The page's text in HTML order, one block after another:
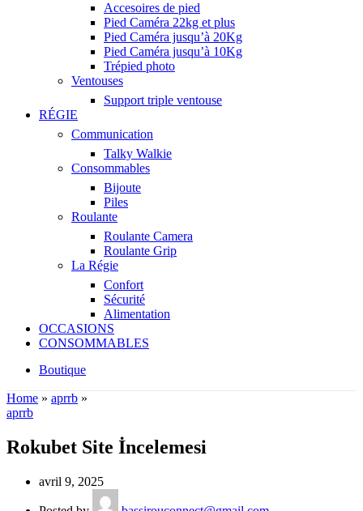
Accesoires de pied
Pied Caméra 22kg et plus
Pied Caméra jusqu’à 20Kg
Pied Caméra jusqu’à 10Kg
Trépied photo
Ventouses
Support triple ventouse
RÉGIE
Communication
Talky Walkie
Consommables
Bijoute
Piles
Roulante
Roulante Camera
Roulante Grip
La Régie
Confort
Sécurité
Alimentation
OCCASIONS
CONSOMMABLES
Boutique
Home » aprrb »
aprrb
Rokubet Site İncelemesi
avril 9, 2025